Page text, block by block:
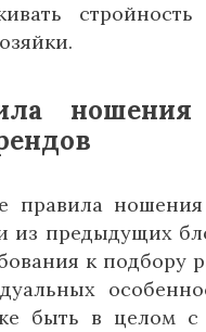
правила
из предыдущих
к подбору
быть в целом с